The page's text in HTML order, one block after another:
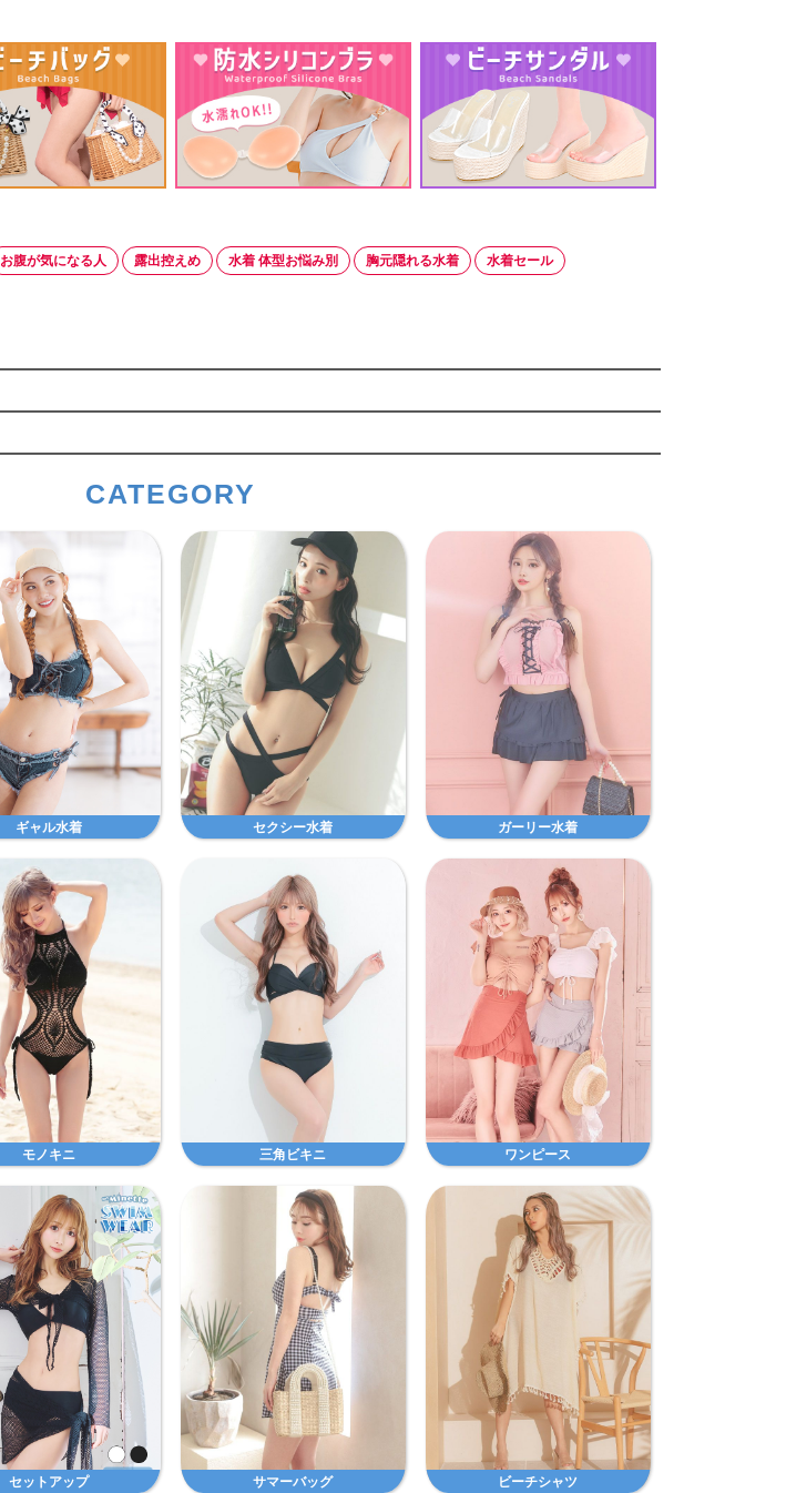
お腹が気になる人 露出控えめ 水着 体型お悩み別 胸元隠れる水着 水着セール
CATEGORY
ギャル水着 セクシー水着 ガーリー水着
モノキニ 三角ビキニ ワンピース
セットアップ サマーバッグ ビーチシャツ